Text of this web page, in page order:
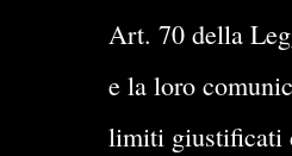
Art. 70 della
e la loro
limiti giustificati